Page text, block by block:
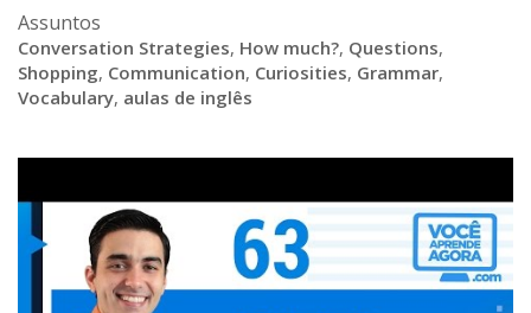
Assuntos
Conversation Strategies, How much?, Questions,
Shopping, Communication, Curiosities, Grammar,
Vocabulary, aulas de inglês